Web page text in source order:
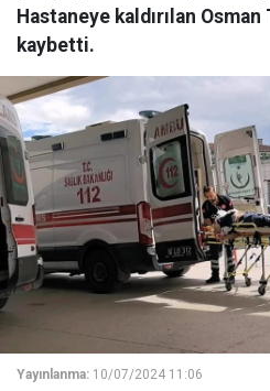
Hastaneye kaldırılan
kaybetti.
Yayınlanma: 10/07/2024 11:06